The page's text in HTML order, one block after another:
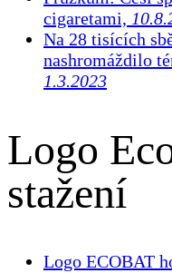
cigaretami,
Na 28 tisících
nashromáždilo
1.3.2023
Logo
stažení
Logo ECOBAT